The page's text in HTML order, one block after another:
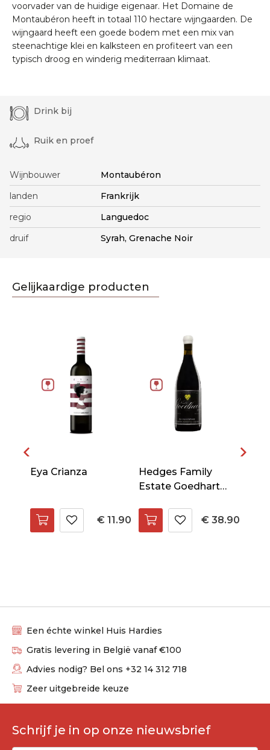
Drink bij
Ruik en proef
Wijnbouwer
Montaubéron
landen
Frankrijk
regio
Languedoc
druif
Syrah, Grenache Noir
voorvader van de huidige eigenaar. Het Domaine de
Montaubéron heeft in totaal 110 hectare wijngaarden. De
wijngaard heeft een goede bodem met een mix van
steenachtige klei en kalksteen en profiteert van een
typisch droog en winderig mediterraan klimaat.
Gelijkaardige producten
Eya Crianza
€ 11.90
Hedges Family
Estate Goedhart
€ 38.90
Een échte winkel Huis Hardies
Gratis levering in België vanaf €100
Advies nodig? Bel ons +32 14 312 718
Zeer uitgebreide keuze
Schrijf je in op onze nieuwsbrief